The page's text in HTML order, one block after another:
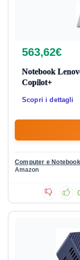
563,62€
Notebook
Copilot+
Scopri i dettagli
Computer e Notebook
Amazon